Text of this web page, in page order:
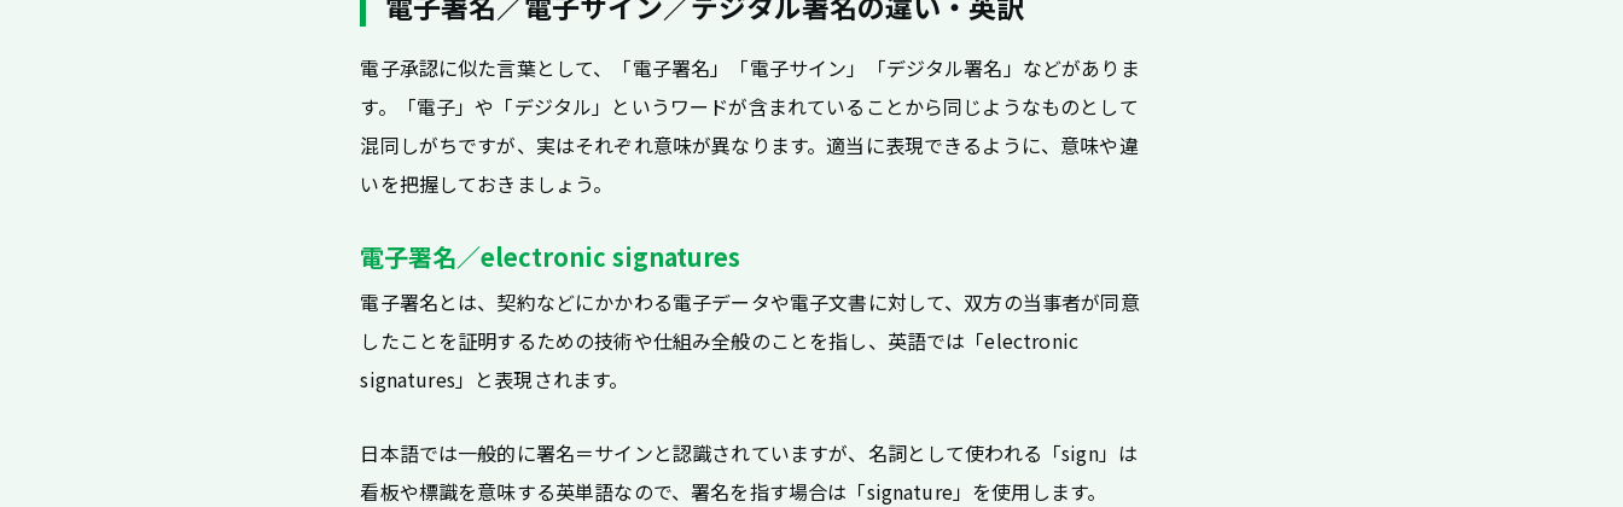
電子承認に似た言葉として、「電子署名」「電子サイン」「デジタル署名」などがありま
す。「電子」や「デジタル」というワードが含まれていることから同じようなものとして
混同しがちですが、実はそれぞれ意味が異なります。適当に表現できるように、意味や違
いを把握しておきましょう。
電子署名／electronic signatures
電子署名とは、契約などにかかわる電子データや電子文書に対して、双方の当事者が同意
したことを証明するための技術や仕組み全般のことを指し、英語では「electronic
signatures」と表現されます。
日本語では一般的に署名＝サインと認識されていますが、名詞として使われる「sign」は
看板や標識を意味する英単語なので、署名を指す場合は「signature」を使用します。